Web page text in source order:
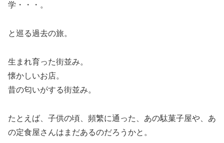
学・・・。
と巡る過去の旅。
生まれ育った街並み。
懐かしいお店。
昔の匂いがする街並み。
たとえば、子供の頃、頻繁に通った、あの駄菓子屋や、あ
の定食屋さんはまだあるのだろうかと。